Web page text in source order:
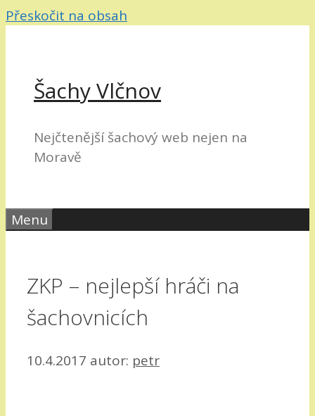
Přeskočit na obsah
Šachy Vlčnov
Nejčtenější šachový web nejen na
Moravě
Menu
ZKP – nejlepší hráči na
šachovnicích
10.4.2017 autor: petr